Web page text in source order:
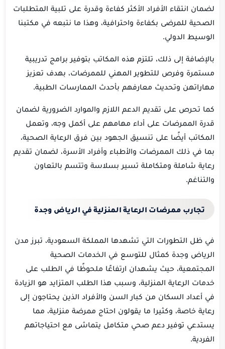
لضمان انتقاء الأفراد الأكثر كفاءة وقدرة على تلبية المتطلبات
الصحية للمرضى بكفاءة واحترافية، وهذا ما نتبعه في مكتبنا
الوسيط الدولي.
بالإضافة إلى ذلك، تلتزم هذه المكاتب بتوفير برامج تدريبية
مستمرة وفرص للتطوير المهني للممرضات، بهدف تعزيز
مهاراتهن وتحديث معارفهم بأحدث الممارسات الطبية.
كما تحرص على تقديم الدعم اللازم والموارد الضرورية لضمان
قدرة الممرضات على أداء مهامهم على أكمل وجه، وتعمل
المكاتب أيضًا على تنسيق الجهود بين فرق الرعاية الصحية،
بما في ذلك الممرضات والأطباء وأفراد الأسرة، لضمان تقديم
رعاية شاملة ومتكاملة تسير بسلاسة وتتسم بالتعاون
والتناغم.
تجارب ممرضات الرعاية المنزلية في الرياض وجدة
في ظل التطورات التي تشهدها المملكة السعودية، تبرز مدن
الرياض وجدة كمثال للتوسع في الخدمات الصحية
المجتمعية، حيث يشهدان ارتفاعًا ملحوظًا في الطلب على
خدمات الرعاية المنزلية، وسبب هذا الطلب المتزايد هو الزيادة
في أعداد السكان من كبار السن والأفراد الذين يحتاجون إلى
رعاية خاصة، وكثيرا ما يقولون احتاج ممرضة منزلية، مما
يستدعي توفير دعم صحي متكامل يتماشى مع احتياجاتهم
الفردية.